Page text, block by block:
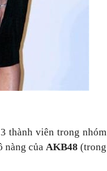
thành viên trong nhóm
nàng của AKB48 (trong